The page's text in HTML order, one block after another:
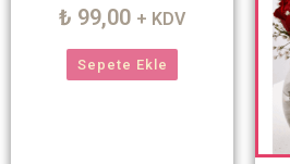
₺ 99,00 + KDV
Sepete Ekle